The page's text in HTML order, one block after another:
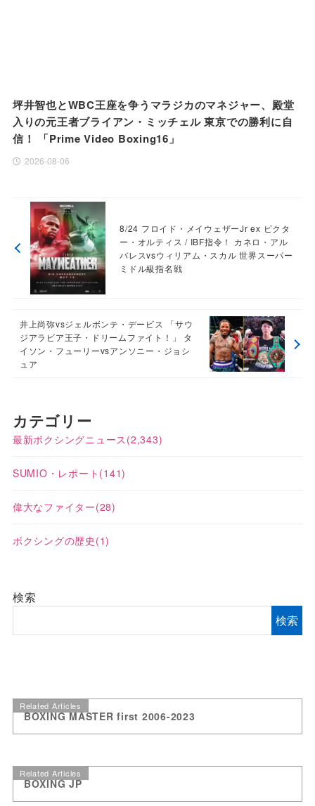
坪井智也とWBC王座を争うマラジカのマネジャー、殿堂
入りの元王者ブライアン・ミッチェル 東京での勝利に自
信！ 「Prime Video Boxing16」
2026-08-06
8/24 フロイド・メイウェザーJr ex ビクタ
ー・オルティス / IBF指令！ カネロ・アル
バレスvsウィリアム・スカル 世界スーパー
ミドル級指名戦
井上尚弥vsジェルボンテ・デービス 「サウ
ジアラビア王子・ドリームファイト！」 タ
イソン・フューリーvsアンソニー・ジョシ
ュア
カテゴリー
最新ボクシングニュース (2,343)
SUMIO・レポート (141)
偉大なファイター(28)
ボクシングの歴史 (1)
検索
検索
Related Articles
BOXING MASTER first 2006-2023
Related Articles
BOXING JP